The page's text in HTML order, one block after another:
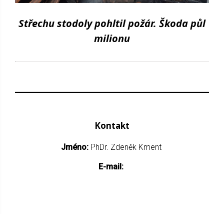
Střechu stodoly pohltil požár. Škoda půl
milionu
Kontakt
Jméno: PhDr. Zdeněk Kment
E-mail: